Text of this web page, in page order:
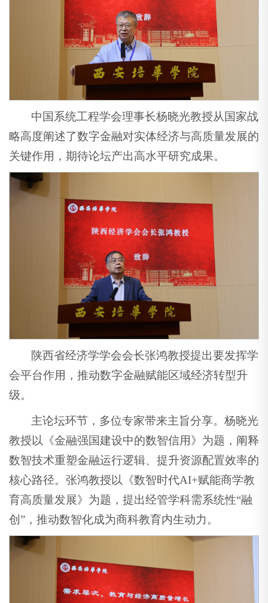
中国系统工程学会理事长杨晓光教授从国家战
略高度阐述了数字金融对实体经济与高质量发展的
关键作用，期待论坛产出高水平研究成果。
陕西省经济学学会会长张鸿教授提出要发挥学
会平台作用，推动数字金融赋能区域经济转型升
级。
主论坛环节，多位专家带来主旨分享。杨晓光
教授以《金融强国建设中的数智信用》为题，阐释
数智技术重塑金融运行逻辑、提升资源配置效率的
核心路径。张鸿教授以《数智时代AI+赋能商学教
育高质量发展》为题，提出经管学科需系统性“融
创”，推动数智化成为商科教育内生动力。